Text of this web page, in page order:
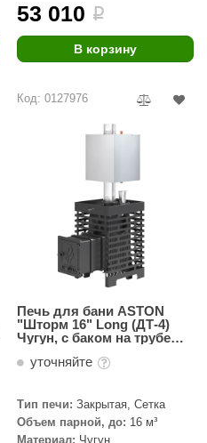
53 010 i
В корзину
Код: 0127976
Печь для бани ASTON
"Шторм 16" Long (ДТ-4)
Чугун, с баком на трубе
уточняйте
Тип печи: Закрытая, Сетка
Объем парной, до: 16 м³
Материал: Чугун